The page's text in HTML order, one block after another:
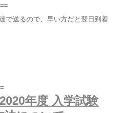
で送るので、早い方だと翌日到着
年度 入学試験